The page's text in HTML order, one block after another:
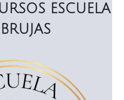
ESCUELA